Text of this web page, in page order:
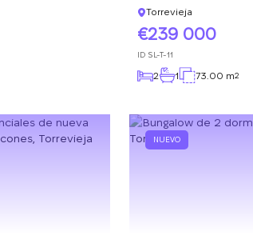
Torrevieja
239 000
ID SL-T-11
2 1 73.00 m2
NUEVO